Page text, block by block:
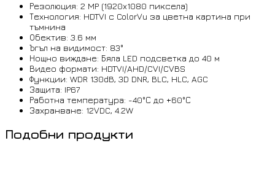
Резолюция: 2 MP (1920x1080 пиксела)
Технология: HDTVI с ColorVu за цветна картина при
тъмнина
Обектив: 3.6 мм
Ъгъл на видимост: 83°
Нощно виждане: Бяла LED подсветка до 40 м
Видео формати: HDTVI/AHD/CVI/CVBS
Функции: WDR 130dB, 3D DNR, BLC, HLC, AGC
Защита: IP67
Работна температура: -40°С до +60°С
Захранване: 12VDC, 4.2W
Подобни продукти